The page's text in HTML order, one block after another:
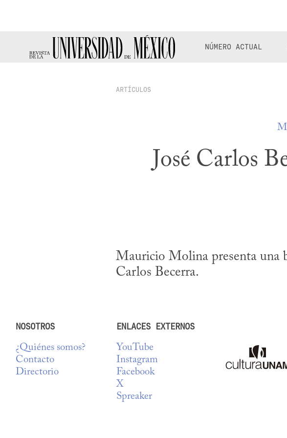
NÚMERO ACTUAL
ARTÍCULOS
José Carlos
Mauricio Molina presenta una
Carlos Becerra.
NOSOTROS
¿Quiénes somos?
Contacto
Directorio
ENLACES EXTERNOS
YouTube
Instagram
Facebook
X
Spreaker